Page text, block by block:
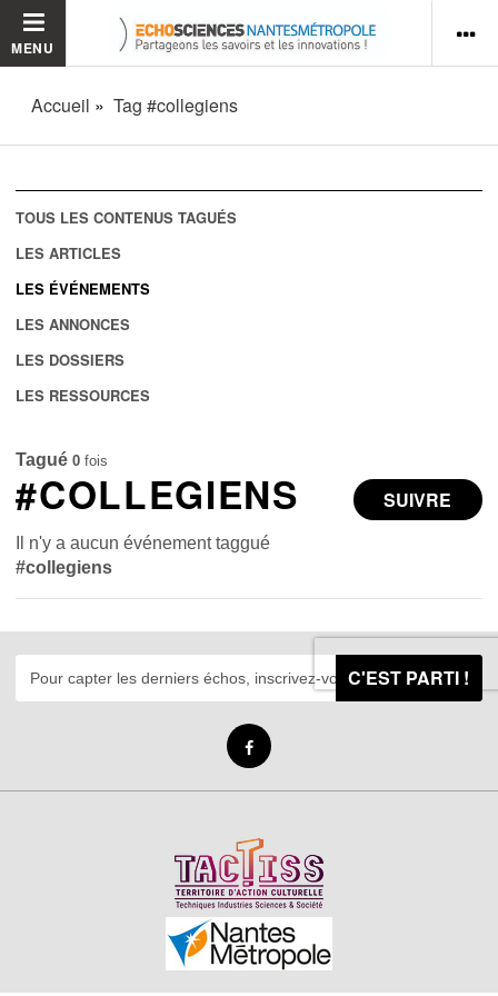
MENU
Accueil Tag #collegiens
TOUS LES CONTENUS TAGUÉS
LES ARTICLES
LES ÉVÉNEMENTS
LES ANNONCES
LES DOSSIERS
LES RESSOURCES
Tagué 0 fois
SUIVRE
#COLLEGIENS
Il n'y a aucun événement taggué
#collegiens
C'EST PARTI !